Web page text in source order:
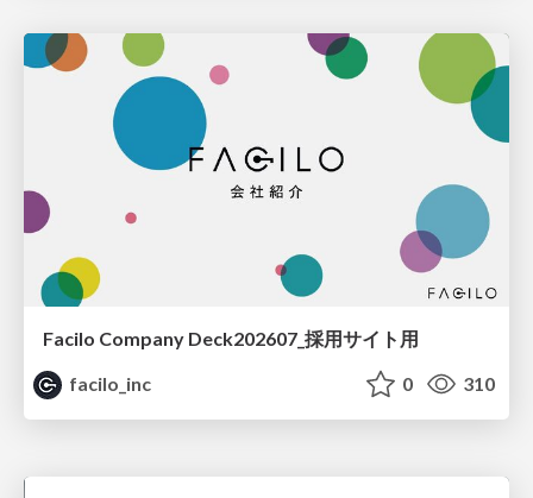
Facilo Company Deck202607_採用サイト用
facilo_inc
0 310